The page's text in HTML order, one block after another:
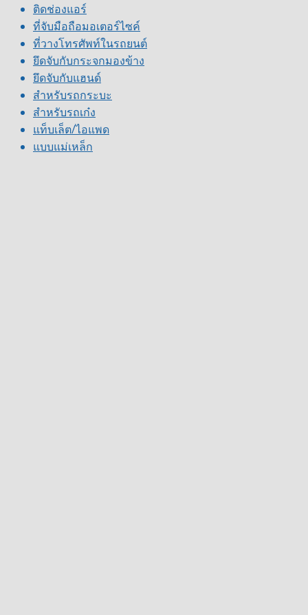
ติดช่องแอร์
ที่จับมือถือมอเตอร์ไซค์
ที่วางโทรศัพท์ในรถยนต์
ยึดจับกับกระจกมองข้าง
ยึดจับกับแฮนด์
สำหรับรถกระบะ
สำหรับรถเก๋ง
แท็บเล็ต/ไอแพด
แบบแม่เหล็ก